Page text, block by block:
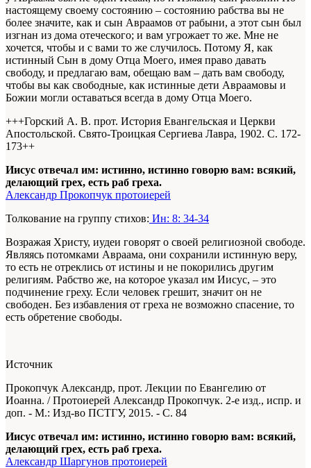
настоящему своему состоянию – состоянию рабства вы не
более значите, как и сын Авраамов от рабыни, а этот сын был
изгнан из дома отеческого; и вам угрожает то же. Мне не
хочется, чтобы и с вами то же случилось. Потому Я, как
истинный Сын в дому Отца Моего, имея право давать
свободу, и предлагаю вам, обещаю вам – дать вам свободу,
чтобы вы как свободные, как истинные дети Авраамовы и
Божии могли оставаться всегда в дому Отца Моего.
+++Горский А. В. прот. История Евангельская и Церкви
Апостольской. Свято-Троицкая Сергиева Лавра, 1902. С. 172-
173++
Иисус отвечал им: истинно, истинно говорю вам: всякий,
делающий грех, есть раб греха.
Александр Прокопчук протоиерей
Толкование на группу стихов: Ин: 8: 34-34
Возражая Христу, иудеи говорят о своей религиозной свободе.
Являясь потомками Авраама, они сохранили истинную веру,
то есть не отреклись от истины и не покорились другим
религиям. Рабство же, на которое указал им Иисус, – это
подчинение греху. Если человек грешит, значит он не
свободен. Без избавления от греха не возможно спасение, то
есть обретение свободы.
Источник
Прокопчук Александр, прот. Лекции по Евангелию от
Иоанна. / Протоиерей Александр Прокопчук. 2-е изд., испр. и
доп. - М.: Изд-во ПСТГУ, 2015. - С. 84
Иисус отвечал им: истинно, истинно говорю вам: всякий,
делающий грех, есть раб греха.
Александр Шаргунов протоиерей